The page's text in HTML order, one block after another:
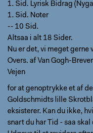
1. Sid. Lyrisk Bidrag
1. Sid. Noter
-- 10 Sid.
Altsaa i alt 18 Sider.
Nu er det, vi meget gerne
Overs. af Van Gogh-
Vejen
for at genoptrykke et af
Goldschmidts lille
eksisterer. Kan du ikke,
snart du har Tid - saa